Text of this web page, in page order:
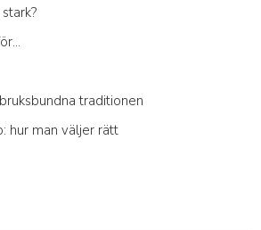
traditionen
hur man väljer rätt